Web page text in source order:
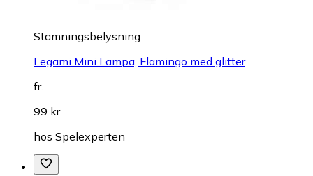
Stämningsbelysning
Legami Mini Lampa, Flamingo med glitter
fr.
99 kr
hos Spelexperten